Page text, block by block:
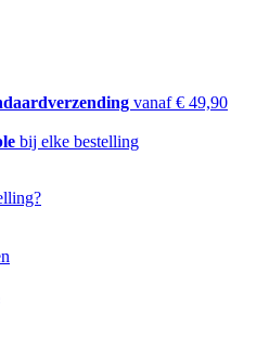
vanaf € 49,90
bij elke bestelling